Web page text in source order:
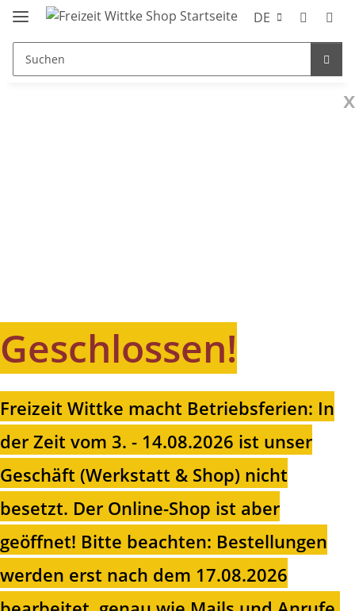
DE
x
Geschlossen!
Freizeit Wittke macht Betriebsferien: In
der Zeit vom 3. - 14.08.2026 ist unser
Geschäft (Werkstatt & Shop) nicht
besetzt. Der Online-Shop ist aber
geöffnet! Bitte beachten: Bestellungen
werden erst nach dem 17.08.2026